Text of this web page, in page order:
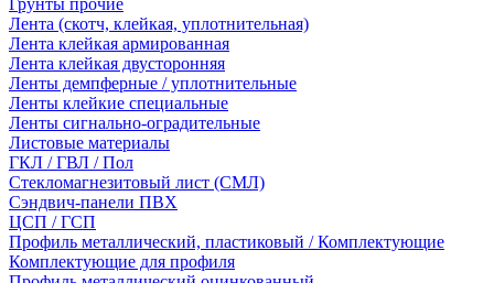
Грунты прочие
Лента (скотч, клейкая, уплотнительная)
Лента клейкая армированная
Лента клейкая двусторонняя
Ленты демпферные / уплотнительные
Ленты клейкие специальные
Ленты сигнально-оградительные
Листовые материалы
ГКЛ / ГВЛ / Пол
Стекломагнезитовый лист (СМЛ)
Сэндвич-панели ПВХ
ЦСП / ГСП
Профиль металлический, пластиковый / Комплектующие
Комплектующие для профиля